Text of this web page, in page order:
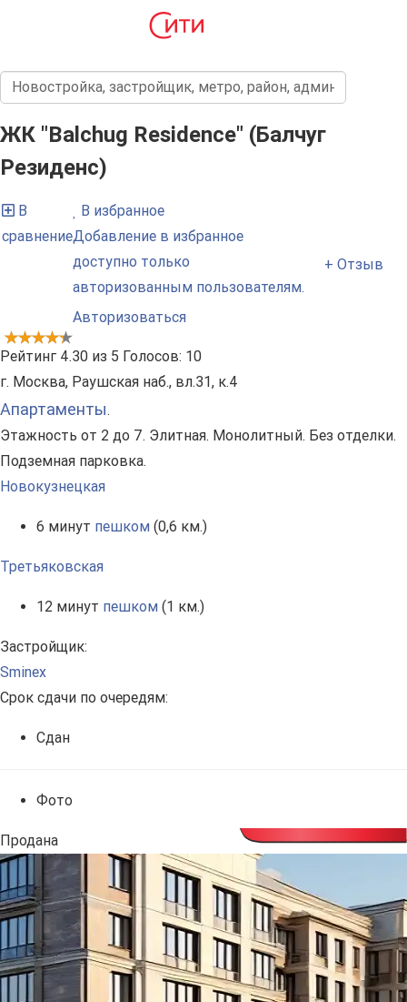
ЖК "Balchug Residence" (Балчуг
Резиденс)
В
сравнение
В избранное
Добавление в избранное
доступно только
авторизованным пользователям.
Авторизоваться
+ Отзыв
Рейтинг 4.30 из 5 Голосов: 10
г. Москва, Раушская наб., вл.31, к.4
Апартаменты.
Этажность от 2 до 7. Элитная. Монолитный. Без отделки.
Подземная парковка.
Новокузнецкая
6 минут пешком (0,6 км.)
Третьяковская
12 минут пешком (1 км.)
Застройщик:
Sminex
Срок сдачи по очередям:
Сдан
Фото
Продана